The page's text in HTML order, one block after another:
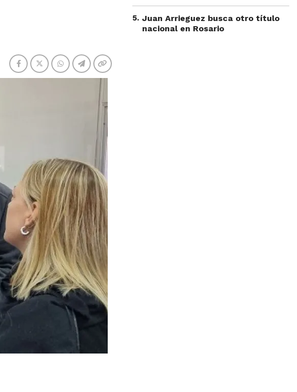
5. Juan Arrieguez busca otro título
nacional en Rosario